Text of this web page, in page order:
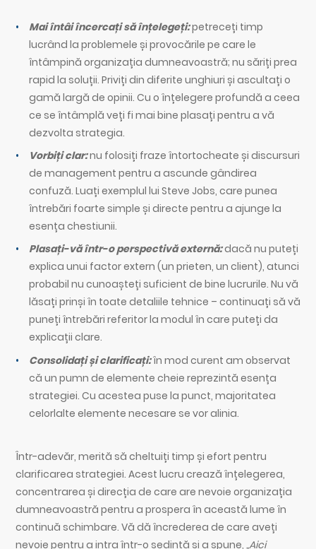
Mai întâi încercați să înțelegeți:petreceți timp
lucrând la problemele și provocările pe care le
întâmpină organizația dumneavoastră; nu săriți prea
rapid la soluții. Priviți din diferite unghiuri și ascultați o
gamă largă de opinii. Cu o înțelegere profundă a ceea
ce se întâmplă veți fi mai bine plasați pentru a vă
dezvolta strategia.
Vorbiți clar:nu folosiți fraze întortocheate și discursuri
de management pentru a ascunde gândirea
confuză. Luați exemplul lui Steve Jobs, care punea
întrebări foarte simple și directe pentru a ajunge la
esența chestiunii.
Plasați-vă într-o perspectivă externă:dacă nu puteți
explica unui factor extern (un prieten, un client), atunci
probabil nu cunoașteți suficient de bine lucrurile. Nu vă
lăsați prinși în toate detaliile tehnice – continuați să vă
puneți întrebări referitor la modul în care puteți da
explicații clare.
Consolidați și clarificați:în mod curent am observat
că un pumn de elemente cheie reprezintă esența
strategiei. Cu acestea puse la punct, majoritatea
celorlalte elemente necesare se vor alinia.
Într-adevăr, merită să cheltuiți timp și efort pentru
clarificarea strategiei. Acest lucru crează înțelegerea,
concentrarea și direcția de care are nevoie organizația
dumneavoastră pentru a prospera în această lume în
continuă schimbare. Vă dă încrederea de care aveți
nevoie pentru a intra într-o ședință și a spune,„Aici